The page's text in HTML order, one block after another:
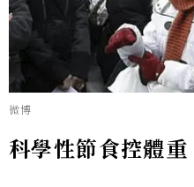
微博
科學性節食控體重